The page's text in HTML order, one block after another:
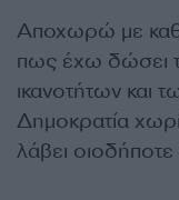
Αποχωρώ με
πως έχω δώσει
ικανοτήτων και
Δημοκρατία
λάβει